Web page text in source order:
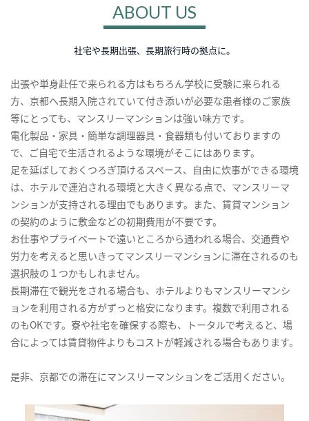
ABOUT US
社宅や長期出張、長期旅行時の拠点に。
出張や単身赴任で来られる方はもちろん学校に受験に来られる
方、京都へ長期入院されていて付き添いが必要な患者様のご家族
等にとっても、マンスリーマンションは強い味方です。
電化製品・家具・簡単な調理器具・食器類も付いておりますの
で、ご自宅で生活されるような環境がそこにはあります。
足を延ばしておくつろぎ頂けるスペース、自由に炊事ができる環境
は、ホテルで連泊される環境と大きく異なる点で、マンスリーマ
ンションが支持される理由でもあります。また、賃貸マンション
の契約のように敷金などの初期費用が不要です。
お仕事やプライベートで遠いところから通われる場合、交通費や
労力を考えると思いきってマンスリーマンションに滞在されるのも
選択肢の１つかもしれません。
長期滞在で観光をされる場合も、ホテルよりもマンスリーマンシ
ョンを利用される方がずっと格安になります。複数で利用される
のもOKです。寮や社宅を確保する際も、トータルで考えると、場
合によっては賃貸物件よりもコストが軽減される場合もあります。
是非、京都での滞在にマンスリーマンションをご活用ください。